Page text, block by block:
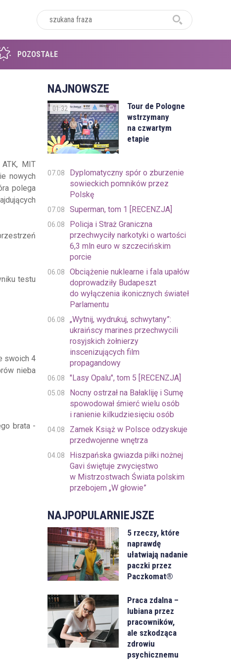
POZOSTAŁE
MIT
nowych
polega
testu
swoich 4
nieba
brata -
NAJNOWSZE
01:32
Tour de Pologne
wstrzymany
na czwartym
etapie
07.08
Dyplomatyczny spór o zburzenie
sowieckich pomników przez
Polskę
07.08 Superman, tom 1 [RECENZJA]
06.08
Policja i Straż Graniczna
przechwyciły narkotyki o wartości
6,3 mln euro w szczecińskim
porcie
06.08
Obciążenie nuklearne i fala upałów
doprowadziły Budapeszt
do wyłączenia ikonicznych świateł
Parlamentu
06.08
„Wytnij, wydrukuj, schwytany”:
ukraińscy marines przechwycili
rosyjskich żołnierzy
inscenizujących film
propagandowy
06.08 "Lasy Opalu", tom 5 [RECENZJA]
05.08
Nocny ostrzał na Bałakliję i Sumę
spowodował śmierć wielu osób
i ranienie kilkudziesięciu osób
04.08
Zamek Książ w Polsce odzyskuje
przedwojenne wnętrza
04.08
Hiszpańska gwiazda piłki nożnej
Gavi świętuje zwycięstwo
w Mistrzostwach Świata polskim
przebojem „W głowie”
NAJPOPULARNIEJSZE
5 rzeczy, które
naprawdę
ułatwiają nadanie
paczki przez
Paczkomat®
Praca zdalna –
lubiana przez
pracowników,
ale szkodząca
zdrowiu
psychicznemu